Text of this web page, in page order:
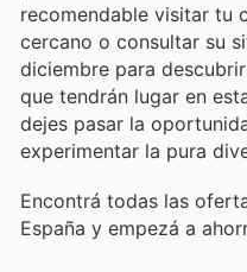
recomendable visitar tu
cercano o consultar su
diciembre para
que tendrán lugar en
dejes pasar la
experimentar la pura
Encontrá todas las
España y empezá a